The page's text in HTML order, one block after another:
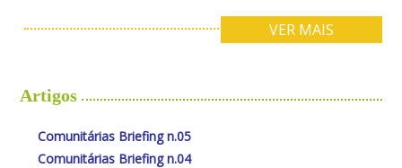
VER MAIS
Artigos
Comunitárias Briefing n.05
Comunitárias Briefing n.04